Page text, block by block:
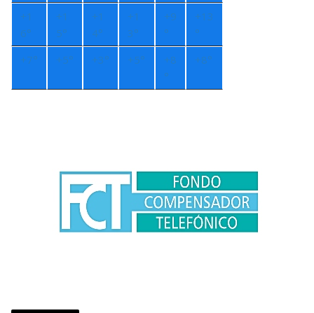
+1
6°
+1
5°
+1
4°
+1
3°
+9
°
+13
°
+7° +5° +3° +5° +8
°
+8°